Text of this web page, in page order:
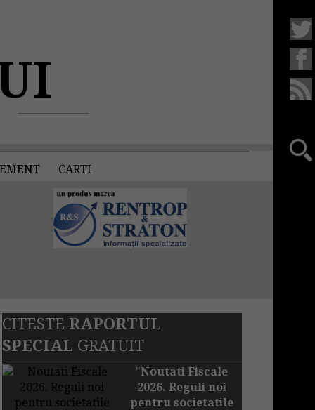
CARTI
CITESTE RAPORTUL
SPECIAL GRATUIT
"Noutati Fiscale
2026. Reguli noi
pentru societatile